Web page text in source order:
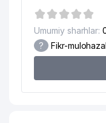
19
MIROBOD
20 ITALHEAT
USPENSKIY
22 KVINTA
Umumiy sharhlar:
? Fikr-